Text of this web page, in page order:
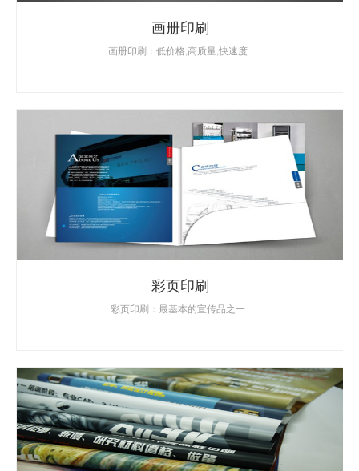
画册印刷
画册印刷：低价格,高质量,快速度
彩页印刷
彩页印刷：最基本的宣传品之一